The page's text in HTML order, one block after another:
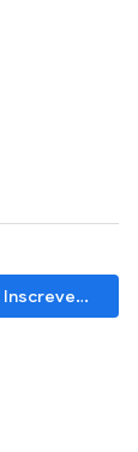
Inscrever-se